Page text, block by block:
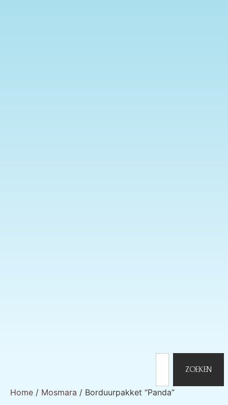
ZOEKEN
Home / Mosmara / Borduurpakket “Panda”